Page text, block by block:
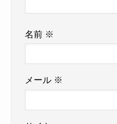
名前 ※
メール ※